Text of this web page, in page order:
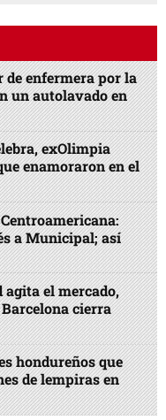
de enfermera por la
un autolavado en
exOlimpia
enamoraron en el
a Municipal; así
agita el mercado,
cierra
hondureños que
de lempiras en